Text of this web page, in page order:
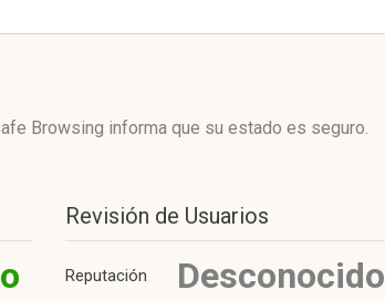
Browsing informa que su estado es seguro.
Revisión de Usuarios
Reputación Desconocido